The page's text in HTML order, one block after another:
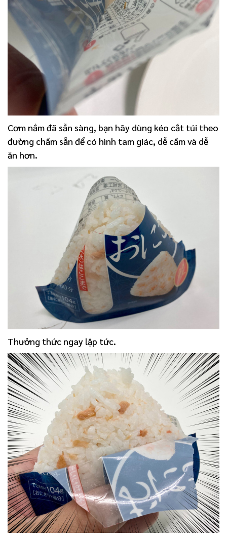
Cơm nắm đã sẵn sàng, bạn hãy dùng kéo cắt túi theo
đường chấm sẵn để có hình tam giác, dễ cầm và dễ
ăn hơn.
Thưởng thức ngay lập tức.